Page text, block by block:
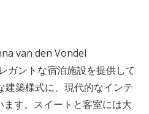
van den Vondel
ガントな宿泊施設を提供して
建築様式に、現代的なインテ
す。スイートと客室には大